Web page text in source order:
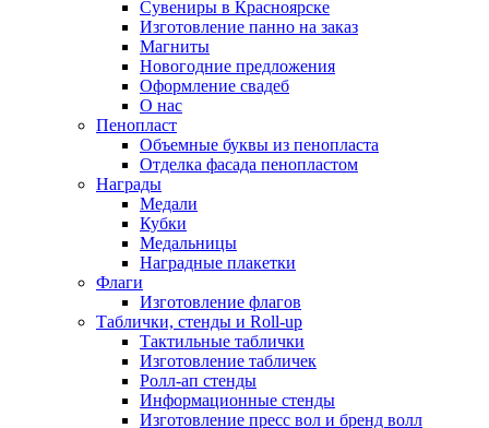
Сувениры в Красноярске
Изготовление панно на заказ
Магниты
Новогодние предложения
Оформление свадеб
О нас
Пенопласт
Объемные буквы из пенопласта
Отделка фасада пенопластом
Награды
Медали
Кубки
Медальницы
Наградные плакетки
Флаги
Изготовление флагов
Таблички, стенды и Roll-up
Тактильные таблички
Изготовление табличек
Ролл-ап стенды
Информационные стенды
Изготовление пресс вол и бренд волл